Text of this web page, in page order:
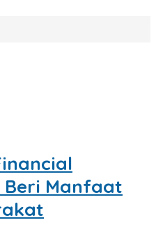
Beri Manfaat